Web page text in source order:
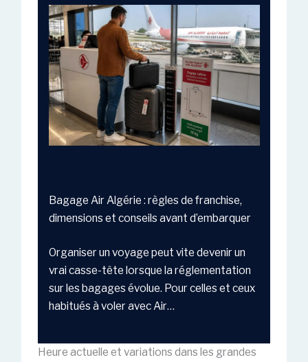
Bagage Air Algérie : règles de franchise,
dimensions et conseils avant d’embarquer
Organiser un voyage peut vite devenir un
vrai casse-tête lorsque la réglementation
sur les bagages évolue. Pour celles et ceux
habitués à voler avec Air…
Heure actuelle et variations dans les grandes